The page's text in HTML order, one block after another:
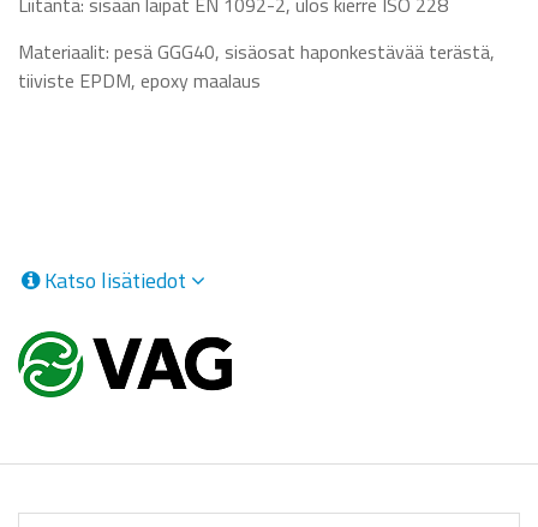
Materiaalit: pesä GGG40, sisäosat haponkestävää terästä,
tiiviste EPDM, epoxy maalaus
Katso lisätiedot